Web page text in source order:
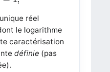
réel
le logarithme
caractérisation
définie(pas